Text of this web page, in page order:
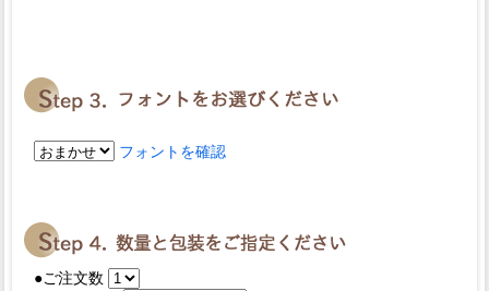
フォントを確認
●ご注文数